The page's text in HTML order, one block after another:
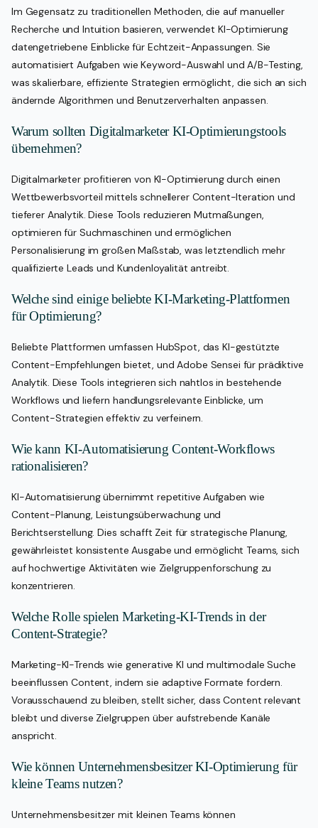
Im Gegensatz zu traditionellen Methoden, die auf manueller
Recherche und Intuition basieren, verwendet KI-Optimierung
datengetriebene Einblicke für Echtzeit-Anpassungen. Sie
automatisiert Aufgaben wie Keyword-Auswahl und A/B-Testing,
was skalierbare, effiziente Strategien ermöglicht, die sich an sich
ändernde Algorithmen und Benutzerverhalten anpassen.
Warum sollten Digitalmarketer KI-Optimierungstools
übernehmen?
Digitalmarketer profitieren von KI-Optimierung durch einen
Wettbewerbsvorteil mittels schnellerer Content-Iteration und
tieferer Analytik. Diese Tools reduzieren Mutmaßungen,
optimieren für Suchmaschinen und ermöglichen
Personalisierung im großen Maßstab, was letztendlich mehr
qualifizierte Leads und Kundenloyalität antreibt.
Welche sind einige beliebte KI-Marketing-Plattformen
für Optimierung?
Beliebte Plattformen umfassen HubSpot, das KI-gestützte
Content-Empfehlungen bietet, und Adobe Sensei für prädiktive
Analytik. Diese Tools integrieren sich nahtlos in bestehende
Workflows und liefern handlungsrelevante Einblicke, um
Content-Strategien effektiv zu verfeinern.
Wie kann KI-Automatisierung Content-Workflows
rationalisieren?
KI-Automatisierung übernimmt repetitive Aufgaben wie
Content-Planung, Leistungsüberwachung und
Berichtserstellung. Dies schafft Zeit für strategische Planung,
gewährleistet konsistente Ausgabe und ermöglicht Teams, sich
auf hochwertige Aktivitäten wie Zielgruppenforschung zu
konzentrieren.
Welche Rolle spielen Marketing-KI-Trends in der
Content-Strategie?
Marketing-KI-Trends wie generative KI und multimodale Suche
beeinflussen Content, indem sie adaptive Formate fordern.
Vorausschauend zu bleiben, stellt sicher, dass Content relevant
bleibt und diverse Zielgruppen über aufstrebende Kanäle
anspricht.
Wie können Unternehmensbesitzer KI-Optimierung für
kleine Teams nutzen?
Unternehmensbesitzer mit kleinen Teams können